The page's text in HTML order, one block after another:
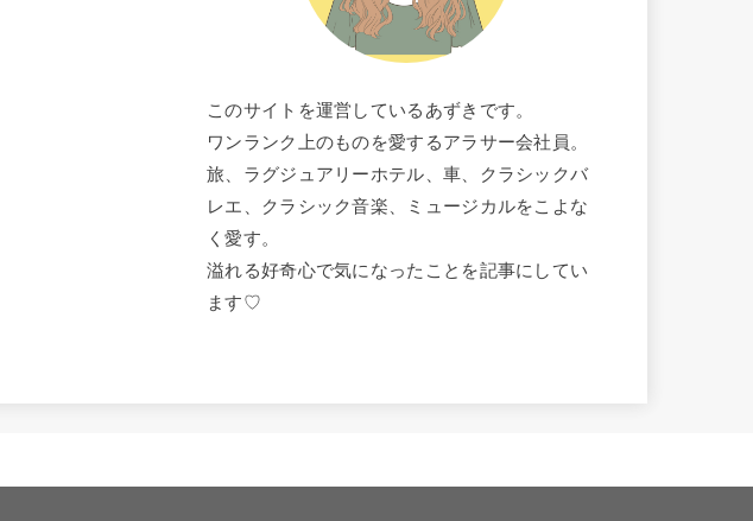
このサイトを運営しているあずきです。
ワンランク上のものを愛するアラサー会社員。
旅、ラグジュアリーホテル、車、クラシックバ
レエ、クラシック音楽、ミュージカルをこよな
く愛す。
溢れる好奇心で気になったことを記事にしてい
ます♡